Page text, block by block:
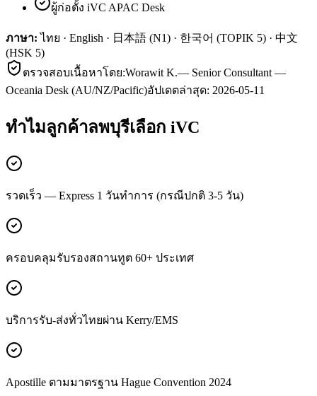
ผู้ก่อตั้ง iVC APAC Desk
ภาษา: ไทย · English · 日本語 (N1) · 한국어 (TOPIK 5) · 中文
(HSK 5)
ตรวจสอบเนื้อหาโดย:Worawit K.— Senior Consultant —
Oceania Desk (AU/NZ/Pacific)อัปเดตล่าสุด: 2026-05-11
ทำไมลูกค้าลพบุรีเลือก iVC
รวดเร็ว — Express 1 วันทำการ (กรณีปกติ 3-5 วัน)
ครอบคลุมรับรองสถานทูต 60+ ประเทศ
บริการรับ-ส่งทั่วไทยผ่าน Kerry/EMS
Apostille ตามมาตรฐาน Hague Convention 2024